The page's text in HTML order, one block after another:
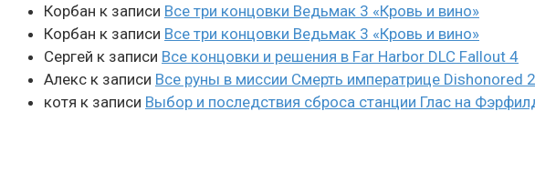
Корбан к записи Все три концовки Ведьмак 3 «Кровь и вино»
Корбан к записи Все три концовки Ведьмак 3 «Кровь и вино»
Сергей к записи Все концовки и решения в Far Harbor DLC Fallout 4
Алекс к записи Все руны в миссии Смерть императрице Dishonored 2
котя к записи Выбор и последствия сброса станции Глас на